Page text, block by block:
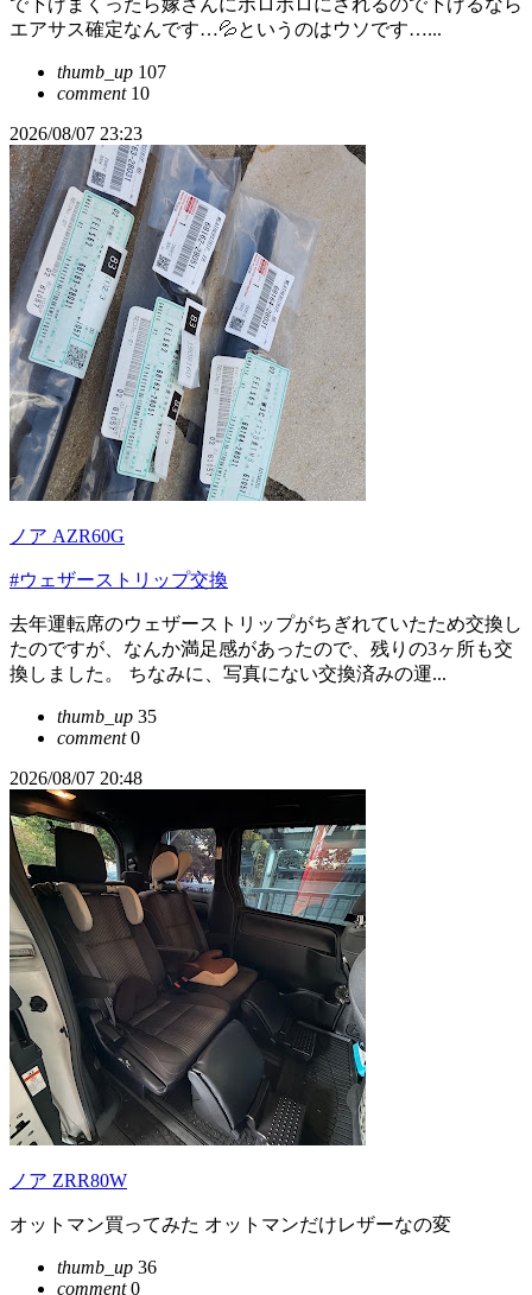
で下げまくったら嫁さんにボロボロにされるので下げるなら
エアサス確定なんです…💦というのはウソです…...
thumb_up 107
comment10
2026/08/07 23:23
ノア AZR60G
#ウェザーストリップ交換
去年運転席のウェザーストリップがちぎれていたため交換し
たのですが、なんか満足感があったので、残りの3ヶ所も交
換しました。 ちなみに、写真にない交換済みの運...
thumb_up 35
comment0
2026/08/07 20:48
ノア ZRR80W
オットマン買ってみた オットマンだけレザーなの変
thumb_up 36
comment0